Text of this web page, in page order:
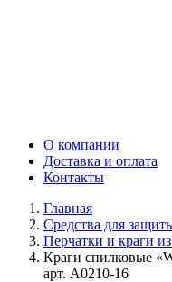
О компании
Доставка и оплата
Контакты
Главная
Средства для
Перчатки и краги
Краги спилковые
арт. A0210-16